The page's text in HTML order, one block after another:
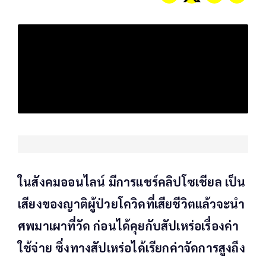
ในสังคมออนไลน์ มีการแชร์คลิปโซเชียล เป็น
เสียงของญาติผู้ป่วยโควิดที่เสียชีวิตแล้วจะนำ
ศพมาเผาที่วัด ก่อนได้คุยกับสัปเหร่อเรื่องค่า
ใช้จ่าย ซึ่งทางสัปเหร่อได้เรียกค่าจัดการสูงถึง